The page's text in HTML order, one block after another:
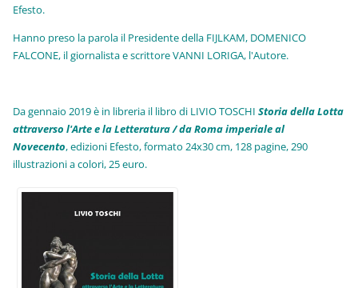
Efesto.
Hanno preso la parola il Presidente della FIJLKAM, DOMENICO
FALCONE, il giornalista e scrittore VANNI LORIGA, l'Autore.
Da gennaio 2019 è in libreria il libro di LIVIO TOSCHIStoria della Lotta
attraverso l'Arte e la Letteratura / da Roma imperiale al
Novecento, edizioni Efesto, formato 24x30 cm, 128 pagine, 290
illustrazioni a colori, 25 euro.